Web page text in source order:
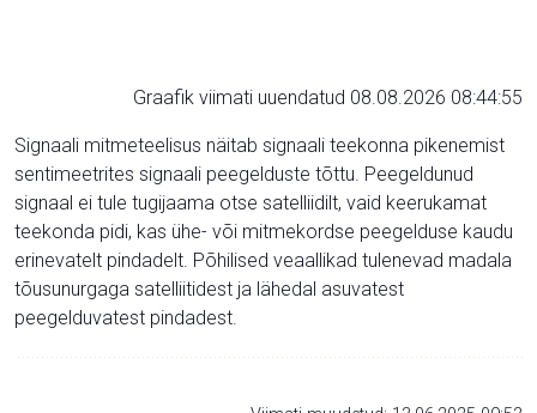
Graafik viimati uuendatud 08.08.2026 08:44:55
Signaali mitmeteelisus näitab signaali teekonna pikenemist
sentimeetrites signaali peegelduste tõttu. Peegeldunud
signaal ei tule tugijaama otse satelliidilt, vaid keerukamat
teekonda pidi, kas ühe- või mitmekordse peegelduse kaudu
erinevatelt pindadelt. Põhilised veaallikad tulenevad madala
tõusunurgaga satelliitidest ja lähedal asuvatest
peegelduvatest pindadest.